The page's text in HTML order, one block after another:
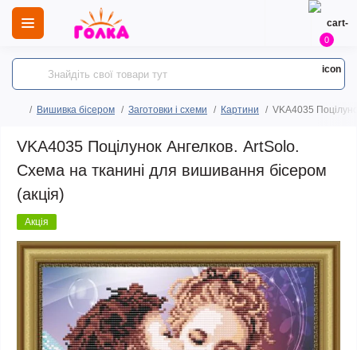
0
Вишивка бісером Заготовки і схеми Картини VKA4035
VKA4035 Поцілунок Ангелков. ArtSolo.
Схема на тканині для вишивання бісером
(акція)
Акція